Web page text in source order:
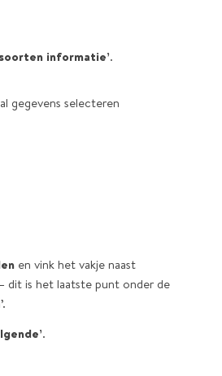
informatie’.
en vink het vakje naast
dit is het laatste punt onder de
.